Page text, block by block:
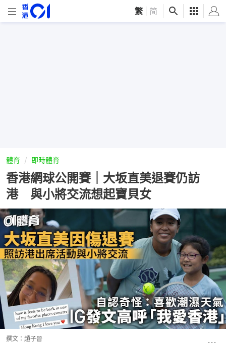
繁 简
體育 即時體育
香港網球公開賽｜大坂直美退賽仍訪
港 與小將交流想起寶貝女
撰文： 趙子晉